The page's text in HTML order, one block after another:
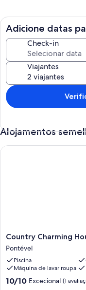
Adicione datas
Check-in
Viajantes
Alojamentos
Country
Charming
House
with
excellent
pool
Country Charming
Pontével
Piscina
Máquina de lavar roupa
Pontuação
10/10 Excecional (1
Country Charming